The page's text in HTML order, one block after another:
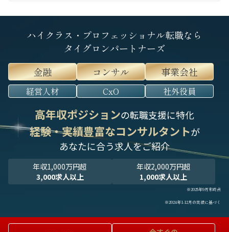
ハイクラス・プロフェッショナル転職なら
タイグロンパートナーズ
金融
コンサル 事業会社
経営人材 CxO 社外役員
高年収ポジションの転職支援に特化
経験・実績豊富なコンサルタントが
あなたに合う求人をご紹介
年収1,000万円超
3,000求人以上
年収2,000万円超
1,000求人以上
※2025年9月末時点
※2024年1-12月の実績に基づく